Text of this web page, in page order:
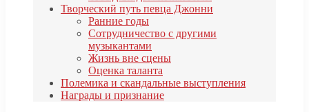
Творческий путь певца Джонни
Ранние годы
Сотрудничество с другими
музыкантами
Жизнь вне сцены
Оценка таланта
Полемика и скандальные выступления
Награды и признание